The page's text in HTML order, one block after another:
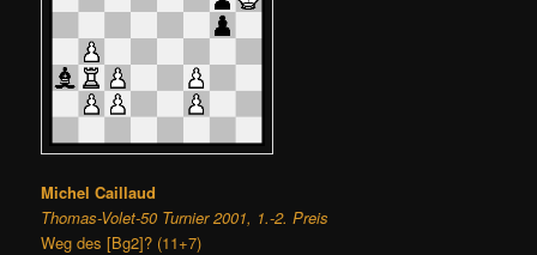
Michel Caillaud
Thomas-Volet-50 Turnier 2001, 1.-2. Preis
Weg des [Bg2]? (11+7)